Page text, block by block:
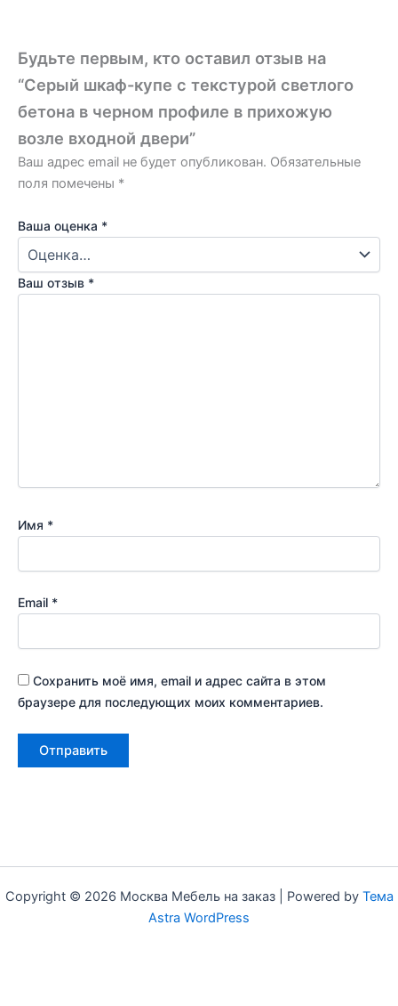
Будьте первым, кто оставил отзыв на
“Серый шкаф-купе с текстурой светлого
бетона в черном профиле в прихожую
возле входной двери”
Ваш адрес email не будет опубликован. Обязательные
поля помечены *
Ваша оценка *
Ваш отзыв *
Имя *
Email *
Сохранить моё имя, email и адрес сайта в этом
браузере для последующих моих комментариев.
Copyright © 2026 Москва Мебель на заказ | Powered by Тема
Astra WordPress